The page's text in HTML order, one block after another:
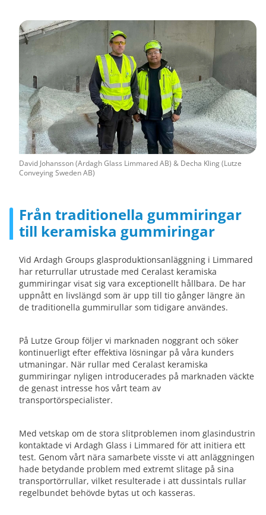
David Johansson (Ardagh Glass Limmared AB) & Decha Kling (Lutze
Conveying Sweden AB)
Från traditionella gummiringar
till keramiska gummiringar
Vid Ardagh Groups glasproduktionsanläggning i Limmared
har returrullar utrustade med Ceralast keramiska
gummiringar visat sig vara exceptionellt hållbara. De har
uppnått en livslängd som är upp till tio gånger längre än
de traditionella gummirullar som tidigare användes.
På Lutze Group följer vi marknaden noggrant och söker
kontinuerligt efter effektiva lösningar på våra kunders
utmaningar. När rullar med Ceralast keramiska
gummiringar nyligen introducerades på marknaden väckte
de genast intresse hos vårt team av
transportörspecialister.
Med vetskap om de stora slitproblemen inom glasindustrin
kontaktade vi Ardagh Glass i Limmared för att initiera ett
test. Genom vårt nära samarbete visste vi att anläggningen
hade betydande problem med extremt slitage på sina
transportörrullar, vilket resulterade i att dussintals rullar
regelbundet behövde bytas ut och kasseras.